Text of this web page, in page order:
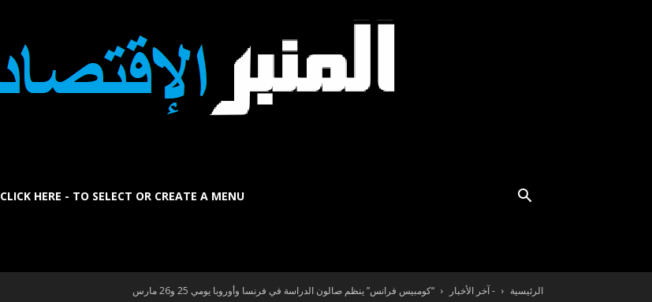
CLICK HERE - TO SELECT OR CREATE A MENU
الرئيسية - آخر الأخبار “كومبيس فرانس” ينظم صالون الدراسة في فرنسا وأوروبا يومي 25 و26 مارس